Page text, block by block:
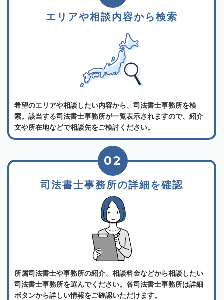
エリアや相談内容から検索
希望のエリアや相談したい内容から、司法書士事務所を検
索。該当する司法書士事務所が一覧表示されますので、紹介
文や所在地などで相談先をご検討ください。
司法書士事務所の詳細を確認
02
所属司法書士や事務所の紹介、相談料金などから相談したい
司法書士事務所を選んでください。各司法書士事務所は詳細
ボタンから詳しい情報をご確認いただけます。